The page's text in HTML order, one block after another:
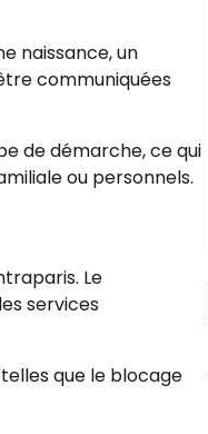
naissance, un
communiquées
de démarche, ce qui
ou personnels.
Le
services
que le blocage